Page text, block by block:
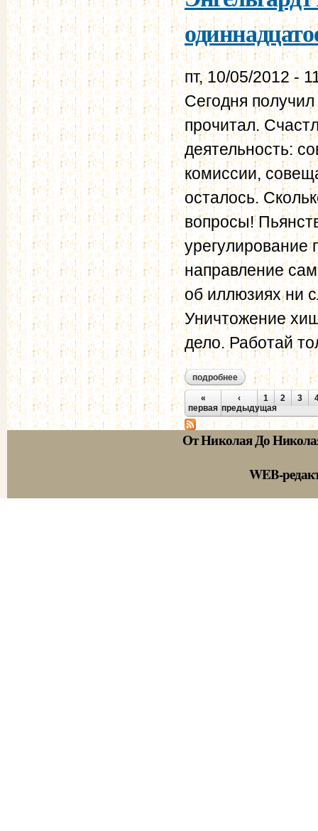
пт, 10/05/2012 -
Сегодня
прочитал.
деятельность:
комиссии,
осталось.
вопросы!
урегулирование
направление
об иллюзиях ни
Уничтожение
дело. Работай
подробнее о энгельгардт
Страницы
«
первая
‹
предыдущая
1 2 3
От Николая До
WEB-